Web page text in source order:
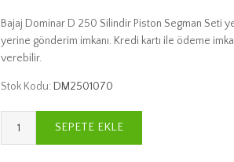
Bajaj Dominar D 250 Silindir Piston Segman Seti
yerine gönderim imkanı. Kredi kartı ile ödeme
verebilir.
Stok Kodu: DM2501070
SEPETE EKLE